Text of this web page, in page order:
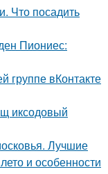
Что посадить
Пиониес:
группе вКонтакте
иксодовый
Лучшие
и особенности